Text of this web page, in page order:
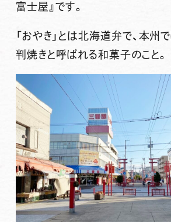
富士屋』です。
「おやき」とは北海道弁で、本州
判焼きと呼ばれる和菓子のこと。